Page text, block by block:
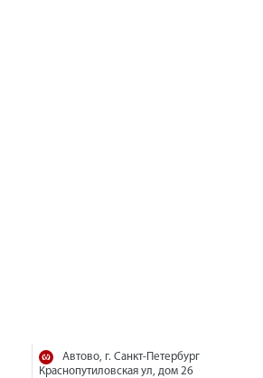
Автово, г. Санкт-Петербург
Краснопутиловская ул, дом 26